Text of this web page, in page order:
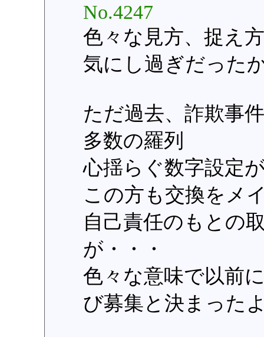
No.4247
色々な見方、捉え
気にし過ぎだった
ただ過去、詐欺事
多数の羅列
心揺らぐ数字設定
この方も交換をメ
自己責任のもとの
が・・・
色々な意味で以前
び募集と決まった